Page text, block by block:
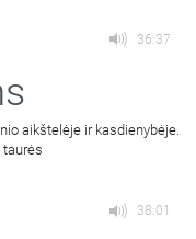
36:37
aikštelėje ir kasdienybėje.
taurės
38:01